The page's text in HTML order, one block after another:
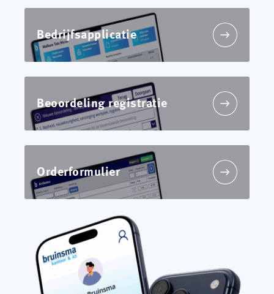
Bedrijfsapplicatie
Beoordeling registratie
Orderformulier